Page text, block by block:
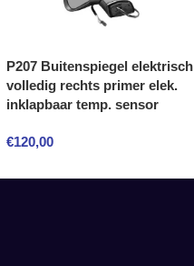
P207 Buitenspiegel elektrisch
volledig rechts primer elek.
inklapbaar temp. sensor
€120,00